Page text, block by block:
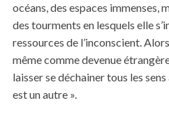
océans, des espaces immenses,
des tourments en lesquels elle
ressources de l’inconscient.
même comme devenue
laisser se déchainer tous les
est un autre ».